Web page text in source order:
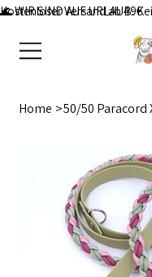
Kostenloser Versand ab 49€
🌊 WIR SIND AUF URLAUB:
Home >50/50 Paracord